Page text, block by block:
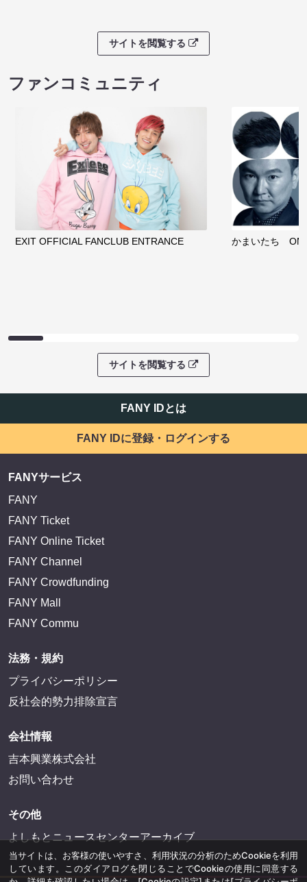
サイトを閲覧する
ファンコミュニティ
EXIT OFFICIAL FANCLUB ENTRANCE かまいたち
サイトを閲覧する
FANY IDとは
FANY IDに登録・ログインする
FANYサービス
FANY
FANY Ticket
FANY Online Ticket
FANY Channel
FANY Crowdfunding
FANY Mall
FANY Commu
法務・規約
プライバシーポリシー
反社会的勢力排除宣言
会社情報
吉本興業株式会社
お問い合わせ
その他
よしもとニュースセンターアーカイブ
当サイトは、お客様の使いやすさ、利用状況の分析のためCookieを利用
しています。このダイアログを閉じることでCookieの使用に同意する